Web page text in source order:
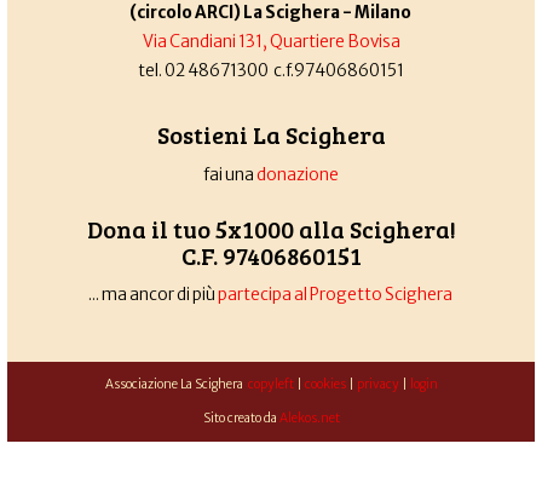
(circolo ARCI) La Scighera - Milano
Via Candiani 131, Quartiere Bovisa
tel. 02 48671300 c.f.97406860151
Sostieni La Scighera
fai unadonazione
Dona il tuo 5x1000 alla Scighera!
C.F. 97406860151
... ma ancor di piùpartecipa al Progetto Scighera
Associazione La Scighera copyleft| cookies| privacy| login
Sito creato da Alekos.net